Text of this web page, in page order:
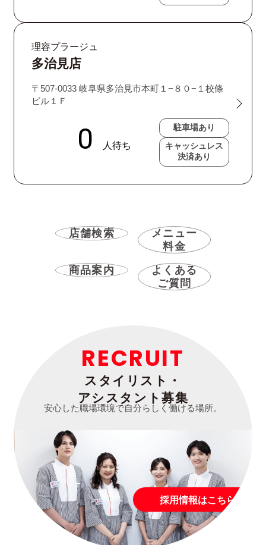
理容プラージュ
多治見店
〒507-0033 岐阜県多治見市本町１−８０−１校條
ビル１Ｆ
駐車場あり
キャッシュレス
決済あり
店舗検索
メニュー
料金
商品案内
よくある
ご質問
RECRUIT
スタイリスト・
アシスタント募集
安心した職場環境で自分らしく働ける場所。
採用情報はこちら